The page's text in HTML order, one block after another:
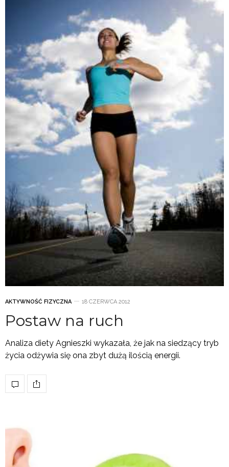
AKTYWNOŚĆ FIZYCZNA 18 CZERWCA 2012
Postaw na ruch
Analiza diety Agnieszki wykazała, że jak na siedzący tryb
życia odżywia się ona zbyt dużą ilością energii.